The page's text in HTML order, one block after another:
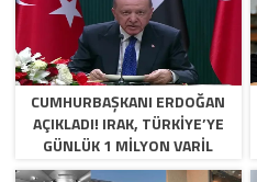
CUMHURBAŞKANI ERDOĞAN
AÇIKLADI! IRAK, TÜRKIYE’YE
GÜNLÜK 1 MILYON VARIL
PETROL VERECEK